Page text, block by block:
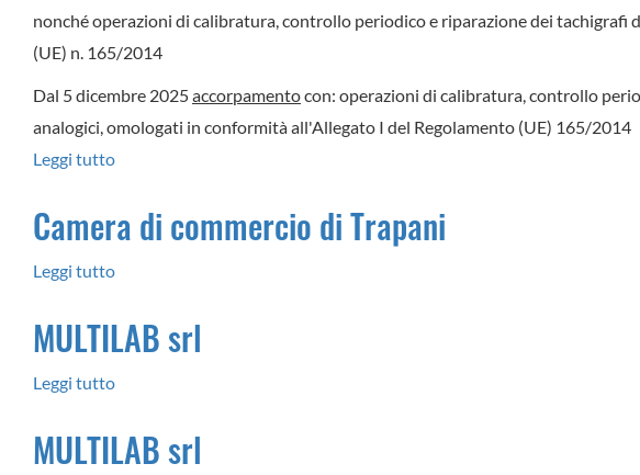
nonché operazioni di calibratura, controllo periodico e riparazione dei tachigrafi
(UE) n. 165/2014
Dal 5 dicembre 2025accorpamentocon: operazioni di calibratura, controllo
analogici, omologati in conformità all'Allegato I del Regolamento (UE) 165/2014
Leggi tutto
SRL
Camera di commercio di Trapani
Leggi tutto
di
MULTILAB srl
Leggi tutto
srl
MULTILAB srl